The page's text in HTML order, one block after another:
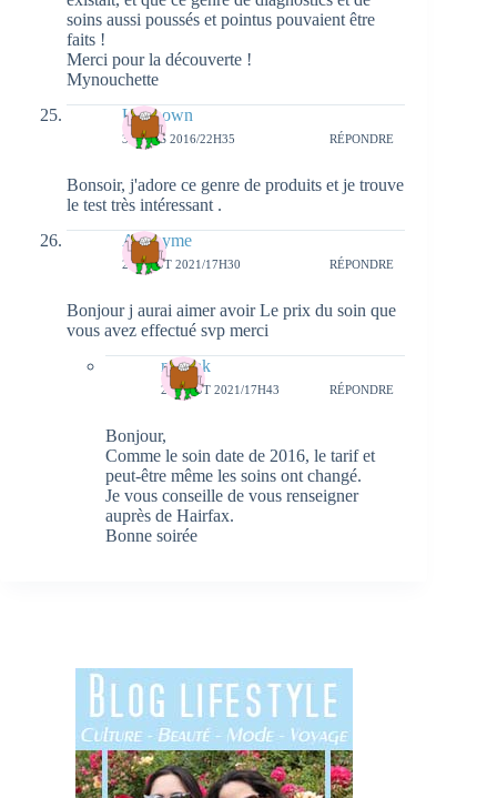
soins aussi poussés et pointus pouvaient être
faits !
Merci pour la découverte !
Mynouchette
Unknown
3 MARS 2016/22H35 RÉPONDRE
Bonsoir, j'adore ce genre de produits et je trouve
le test très intéressant .
Anonyme
20 AOÛT 2021/17H30 RÉPONDRE
Bonjour j aurai aimer avoir Le prix du soin que
vous avez effectué svp merci
natieak
20 AOÛT 2021/17H43 RÉPONDRE
Bonjour,
Comme le soin date de 2016, le tarif et
peut-être même les soins ont changé.
Je vous conseille de vous renseigner
auprès de Hairfax.
Bonne soirée